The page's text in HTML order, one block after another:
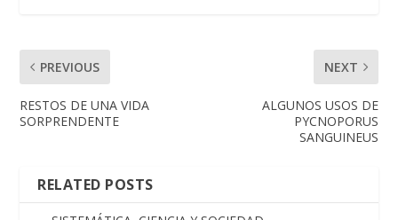
PREVIOUS
RESTOS DE UNA VIDA
SORPRENDENTE
NEXT
ALGUNOS USOS DE
PYCNOPORUS
SANGUINEUS
RELATED POSTS